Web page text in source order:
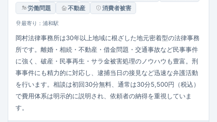
労働問題
不動産 消費者被害
最寄り：浦和駅
岡村法律事務所は30年以上地域に根ざした地元密着型の法律事務
所です。離婚・相続・不動産・借金問題・交通事故など民事事件
に強く、破産・民事再生・サラ金被害処理のノウハウも豊富。刑
事事件にも精力的に対応し、逮捕当日の接見など迅速な弁護活動
を行います。相談は初回30分無料、通常は30分5,500円（税込）
で費用体系は明示的に説明され、依頼者の納得を重視していま
す。